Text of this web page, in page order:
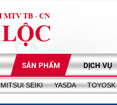
SẢN PHẨM DỊCH VỤ
MITSUI SEIKI YASDA TOYOSK